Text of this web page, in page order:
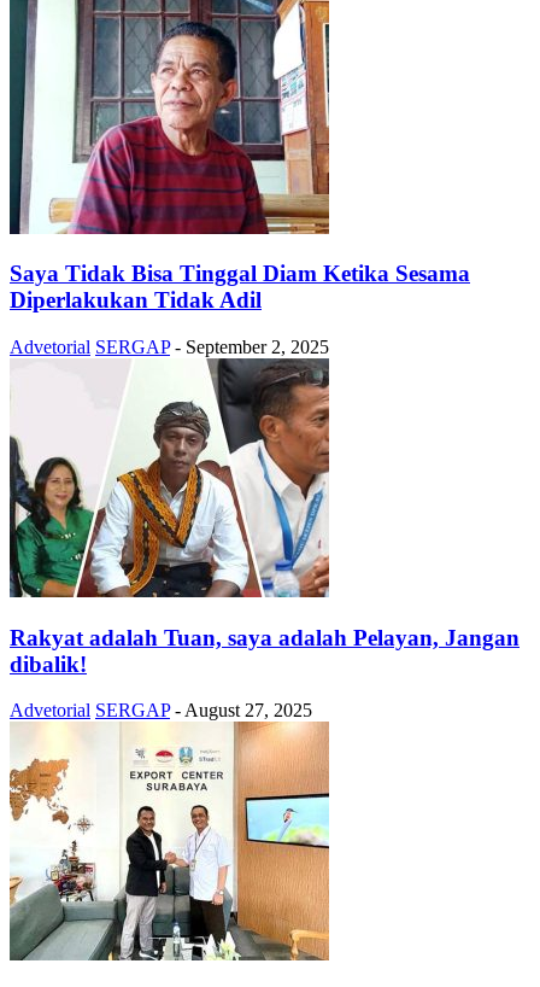
Saya Tidak Bisa Tinggal Diam Ketika Sesama
Diperlakukan Tidak Adil
Advetorial SERGAP - September 2, 2025
Rakyat adalah Tuan, saya adalah Pelayan, Jangan
dibalik!
Advetorial SERGAP -August 27, 2025